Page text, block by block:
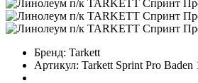
Бренд: Tarkett
Артикул: Tarkett Sprint Pro Baden